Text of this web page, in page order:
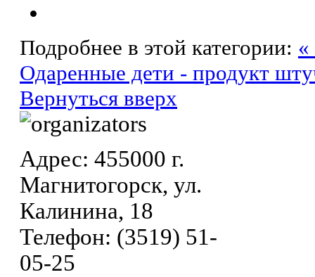
Подробнее в этой категории: «
Одаренные дети - продукт
Вернуться вверх
Адрес: 455000 г.
Магнитогорск, ул.
Калинина, 18
Телефон: (3519) 51-
05-25